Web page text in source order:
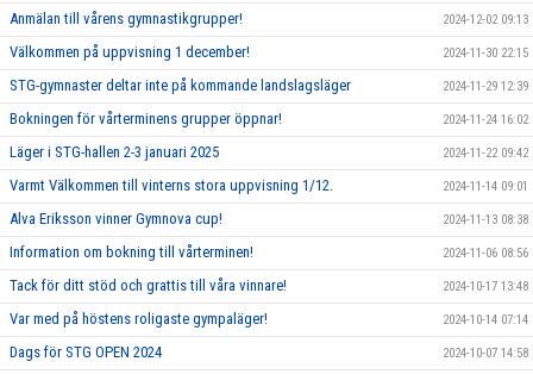
Anmälan till vårens gymnastikgrupper! 2024-12-02 09:13
Välkommen på uppvisning 1 december! 2024-11-30 22:15
STG-gymnaster deltar inte på kommande landslagsläger 2024-11-29 12:39
Bokningen för vårterminens grupper öppnar! 2024-11-24 16:02
Läger i STG-hallen 2-3 januari 2025 2024-11-22 09:42
Varmt Välkommen till vinterns stora uppvisning 1/12. 2024-11-14 09:01
Alva Eriksson vinner Gymnova cup! 2024-11-13 08:38
Information om bokning till vårterminen! 2024-11-06 08:56
Tack för ditt stöd och grattis till våra vinnare! 2024-10-17 13:48
Var med på höstens roligaste gympaläger! 2024-10-14 07:14
Dags för STG OPEN 2024 2024-10-07 14:58